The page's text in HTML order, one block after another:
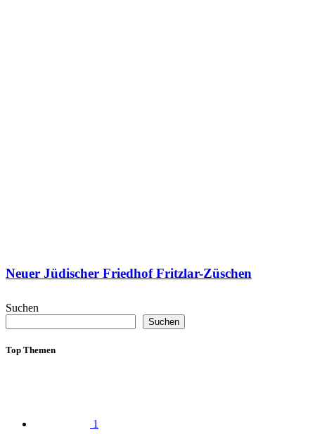
Neuer Jüdischer Friedhof Fritzlar-Züschen
Suchen
Suchen
Top Themen
1